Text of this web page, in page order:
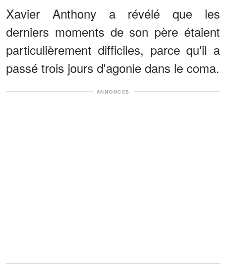
Xavier Anthony a révélé que les
derniers moments de son père étaient
particulièrement difficiles, parce qu'il a
passé trois jours d'agonie dans le coma.
ANNONCES